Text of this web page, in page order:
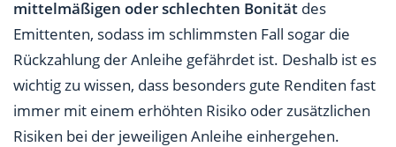
mittelmäßigen oder schlechten Bonität des
Emittenten, sodass im schlimmsten Fall sogar die
Rückzahlung der Anleihe gefährdet ist. Deshalb ist es
wichtig zu wissen, dass besonders gute Renditen fast
immer mit einem erhöhten Risiko oder zusätzlichen
Risiken bei der jeweiligen Anleihe einhergehen.